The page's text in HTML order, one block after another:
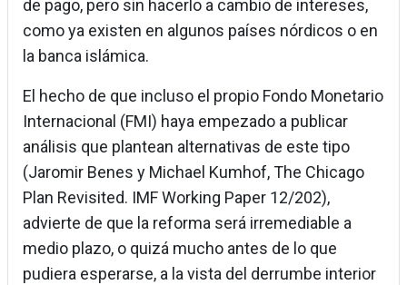
de pago, pero sin hacerlo a cambio de intereses,
como ya existen en algunos países nórdicos o en
la banca islámica.
El hecho de que incluso el propio Fondo Monetario
Internacional (FMI) haya empezado a publicar
análisis que plantean alternativas de este tipo
(Jaromir Benes y Michael Kumhof, The Chicago
Plan Revisited. IMF Working Paper 12/202),
advierte de que la reforma será irremediable a
medio plazo, o quizá mucho antes de lo que
pudiera esperarse, a la vista del derrumbe interior